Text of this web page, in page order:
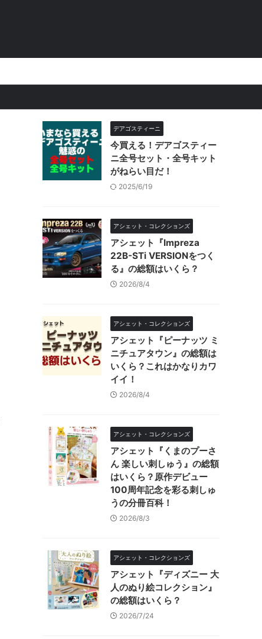
デアゴスティーニ
今買える！デアゴスティー
ニ全号セット・全号キット
がねらい目だ！
2025/6/19
アシェット・コレクションズ
アシェット『Impreza
22B-STi VERSIONをつく
る』の総額はいくら？
2026/8/4
アシェット・コレクションズ
アシェット『ピーナッツ ミ
ニチュアタウン』の総額は
いくら？これはかなりカワ
イイ！
2026/8/4
アシェット・コレクションズ
アシェット『くまのプーさ
ん 楽しい刺しゅう』の総額
はいくら？原作デビュー
100周年記念を彩る刺しゅ
うの分冊百科！
2026/8/3
アシェット・コレクションズ
アシェット『ディズニー 大
人のぬり絵コレクション』
の総額はいくら？
2026/7/24